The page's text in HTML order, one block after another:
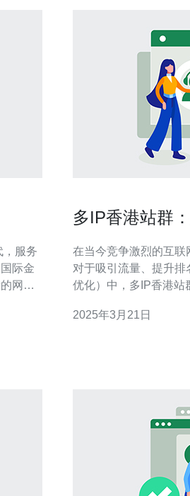
际金
网络
港服
多IP香港站群
在当今竞争激烈的互
对于吸引流量、提升
优化）中，多IP香港站
响以及如何实施这一策略。 多IP香港站群是指在
2025年3月21日